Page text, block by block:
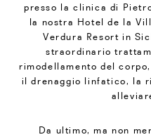
presso la clinica di
la nostra Hotel de la
Verdura Resort in
straordinario
rimodellamento del
il drenaggio linfatico, la
Da ultimo, ma non